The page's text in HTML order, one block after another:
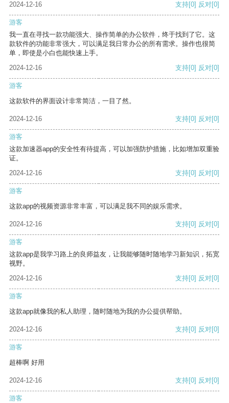
2024-12-16 支持[0] 反对[0]
游客
我一直在寻找一款功能强大、操作简单的办公软件，终于找到了它。这
款软件的功能非常强大，可以满足我日常办公的所有需求。操作也很简
单，即使是小白也能快速上手。
2024-12-16
支持[0] 反对[0]
游客
这款软件的界面设计非常简洁，一目了然。
2024-12-16 支持[0] 反对[0]
游客
这款加速器app的安全性有待提高，可以加强防护措施，比如增加双重验
证。
2024-12-16
支持[0] 反对[0]
游客
这款app的视频资源非常丰富，可以满足我不同的娱乐需求。
2024-12-16 支持[0] 反对[0]
游客
这款app是我学习路上的良师益友，让我能够随时随地学习新知识，拓宽
视野。
2024-12-16
支持[0] 反对[0]
游客
这款app就像我的私人助理，随时随地为我的办公提供帮助。
2024-12-16 支持[0] 反对[0]
游客
超棒啊 好用
2024-12-16 支持[0] 反对[0]
游客